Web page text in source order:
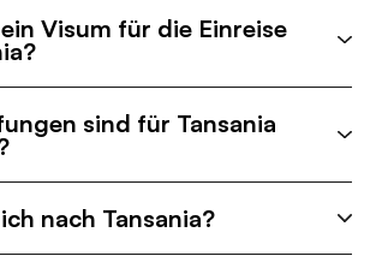
Visum für die Einreise
sind für Tansania
nach Tansania?